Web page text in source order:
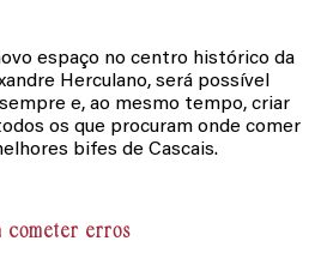
espaço no centro histórico da
Herculano, será possível
e, ao mesmo tempo, criar
os que procuram onde comer
bifes de Cascais.
cometer erros